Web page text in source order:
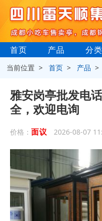
首页 产品 分类
当前位置 >首页 > 产品 >
雅安岗亭批发电
全，欢迎电询
价格： 面议 2026-08-07